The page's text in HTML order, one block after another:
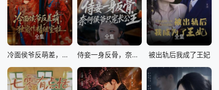
全集
冷面侯爷反萌差，独宠作精继室啦
全集
侍妾一身反骨，奈何侯爷只宠长公主
全集
被出轨后我成了王妃